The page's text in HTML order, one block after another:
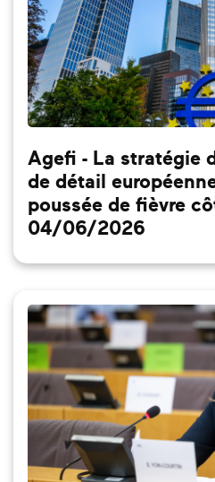
Agefi - La stratégie
de détail
poussée de fièvre
04/06/2026